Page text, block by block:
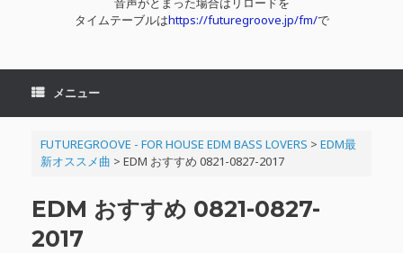
タイムテーブルはhttps://futuregroove.jp/fm/で
メニュー
FUTUREGROOVE - FOR HOUSE EDM BASS LOVERS > EDM最
新オススメ曲 > EDM おすすめ 0821-0827-2017
EDM おすすめ 0821-0827-
2017